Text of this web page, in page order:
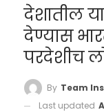
देशातील
देण्यास
परदेशीच
By Team
Last updated